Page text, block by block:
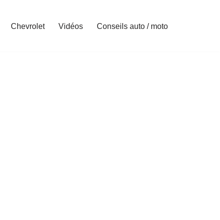
Chevrolet Vidéos Conseils auto / moto